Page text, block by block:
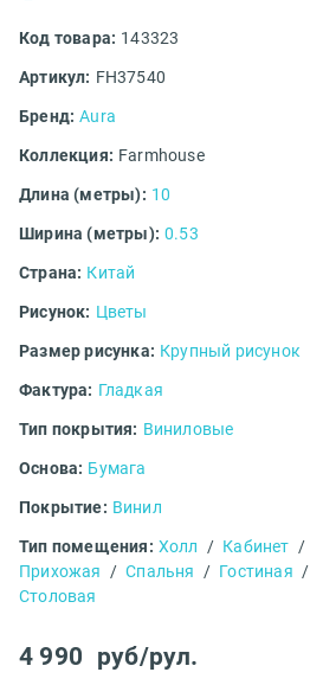
Код товара: 143323
Артикул: FH37540
Бренд: Aura
Коллекция: Farmhouse
Длина (метры): 10
Ширина (метры): 0.53
Страна: Китай
Рисунок: Цветы
Размер рисунка: Крупный рисунок
Фактура: Гладкая
Тип покрытия: Виниловые
Основа: Бумага
Покрытие: Винил
Тип помещения: Холл / Кабинет /
Прихожая
/ Спальня / Гостиная /
Столовая
4 990 руб/рул.